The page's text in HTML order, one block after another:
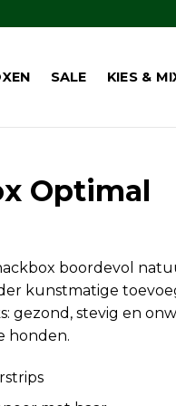
SALE KIES &
Optimal
boordevol
kunstmatige
gezond, stevig en
honden.